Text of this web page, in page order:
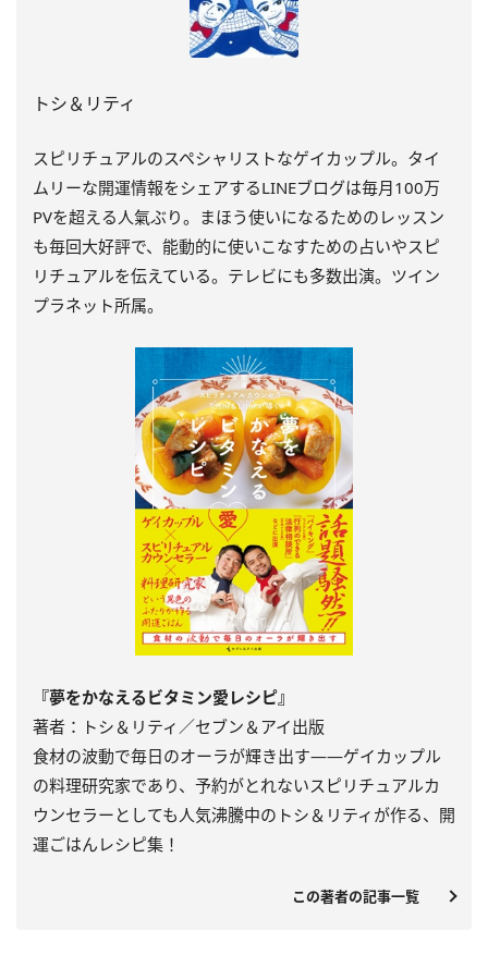
トシ＆リティ
スピリチュアルのスペシャリストなゲイカップル。タイ
ムリーな開運情報をシェアするLINEブログは毎月100万
PVを超える人氣ぶり。まほう使いになるためのレッスン
も毎回大好評で、能動的に使いこなすための占いやスピ
リチュアルを伝えている。テレビにも多数出演。ツイン
プラネット所属。
『夢をかなえるビタミン愛レシピ』
著者：トシ＆リティ／セブン＆アイ出版
食材の波動で毎日のオーラが輝き出す――ゲイカップル
の料理研究家であり、予約がとれないスピリチュアルカ
ウンセラーとしても人気沸騰中のトシ＆リティが作る、開
運ごはんレシピ集！
この著者の記事一覧